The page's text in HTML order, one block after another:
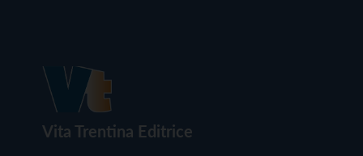
Vita Trentina Editrice